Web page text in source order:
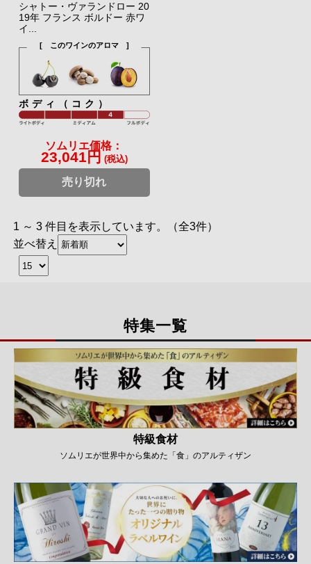
シャトー・ヴァランドロー 20
19年 フランス ボルドー 赤ワ
イ...
[ このワインのアロマ ]
ボディ（コク）
ソムリエ価格：
23,041円 (税込)
売り切れ
1 ～ 3 件目を表示しています。（全3件）
並べ替え
特集一覧
特級食材
ソムリエが世界中から集めた「食」のアルティザン